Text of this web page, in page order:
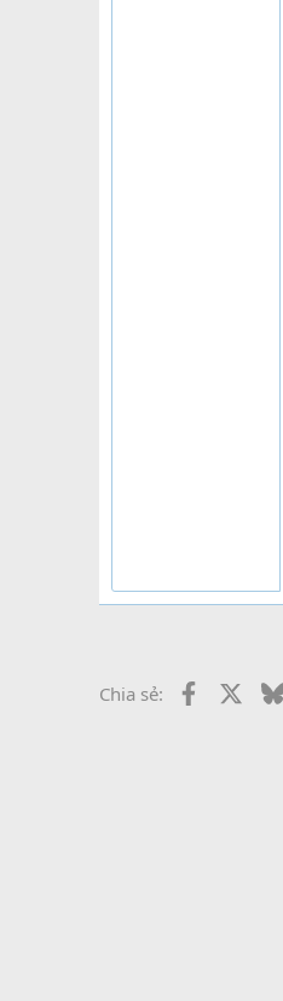
Chia sẻ: Facebook